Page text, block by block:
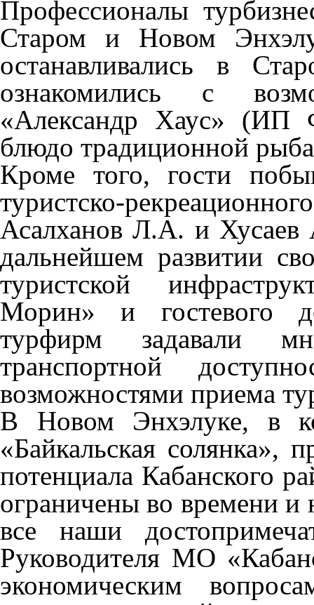
Профессионалы
Старом и Новом
останавливались в
ознакомились с
«Александр Хаус» (ИП
блюдо традиционной
Кроме того, гости
туристско-
Асалханов Л.А. и Хусаев
дальнейшем развитии
туристской
Морин» и гостевого
турфирм задавали
транспортной
возможностями приема
В Новом Энхэлуке, в
«Байкальская солянка»,
потенциала Кабанского
ограничены во времени и
все наши
Руководителя МО
экономическим